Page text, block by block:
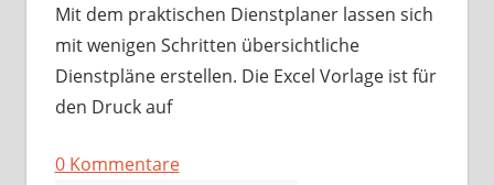
Mit dem praktischen Dienstplaner lassen sich
mit wenigen Schritten übersichtliche
Dienstpläne erstellen. Die Excel Vorlage ist für
den Druck auf
0 Kommentare